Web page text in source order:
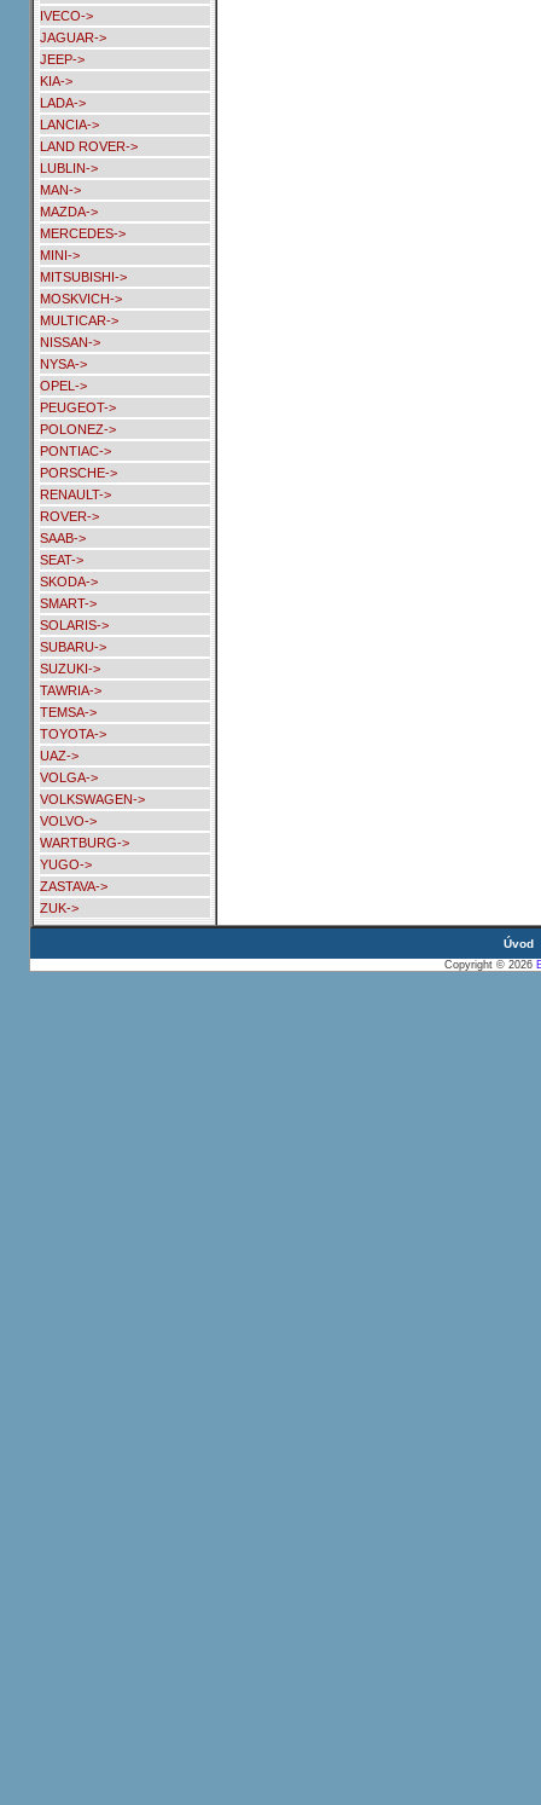
IVECO->
JAGUAR->
JEEP->
KIA->
LADA->
LANCIA->
LAND ROVER->
LUBLIN->
MAN->
MAZDA->
MERCEDES->
MINI->
MITSUBISHI->
MOSKVICH->
MULTICAR->
NISSAN->
NYSA->
OPEL->
PEUGEOT->
POLONEZ->
PONTIAC->
PORSCHE->
RENAULT->
ROVER->
SAAB->
SEAT->
SKODA->
SMART->
SOLARIS->
SUBARU->
SUZUKI->
TAWRIA->
TEMSA->
TOYOTA->
UAZ->
VOLGA->
VOLKSWAGEN->
VOLVO->
WARTBURG->
YUGO->
ZASTAVA->
ZUK->
Úvod
Copyright © 2026